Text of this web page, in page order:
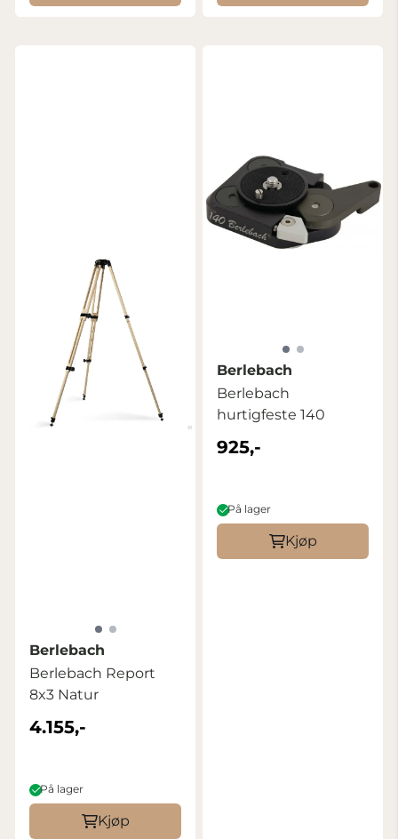
Berlebach
Berlebach Report
8x3 Natur
4.155,-
På lager
Kjøp
Berlebach
Berlebach
hurtigfeste 140
925,-
På lager
Kjøp